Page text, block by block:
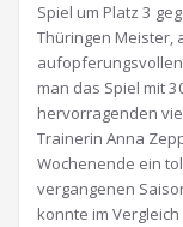
Spiel um Platz 3
Thüringen Meister,
man das Spiel mit
hervorragenden
Trainerin Anna
Wochenende ein
vergangenen
konnte im